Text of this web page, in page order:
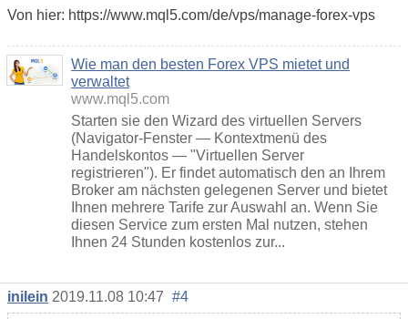
Von hier: https://www.mql5.com/de/vps/manage-forex-vps
Wie man den besten Forex VPS mietet und
verwaltet
www.mql5.com
Starten sie den Wizard des virtuellen Servers
(Navigator-Fenster — Kontextmenü des
Handelskontos — "Virtuellen Server
registrieren"). Er findet automatisch den an Ihrem
Broker am nächsten gelegenen Server und bietet
Ihnen mehrere Tarife zur Auswahl an. Wenn Sie
diesen Service zum ersten Mal nutzen, stehen
Ihnen 24 Stunden kostenlos zur...
inilein 2019.11.08 10:47 #4